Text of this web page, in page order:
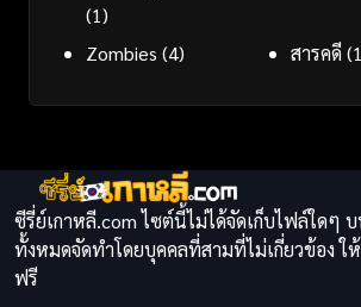
(1)
Zombies (4) สารคดี
ซีรี่ย์เกาหลี.com ไซต์นี้ไม่ได้จัดเก็บไฟล์ใดๆ
ทั้งหมดจัดทำโดยบุคคลที่สามที่ไม่เกี่ยวข้อง ใ
ฟรี